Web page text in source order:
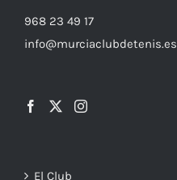
968 23 49 17
info@murciaclubdetenis.es
El Club